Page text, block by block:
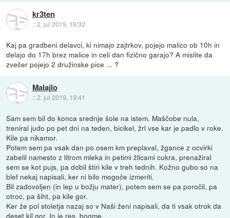
kr3ten
::2. jul 2019, 19:32
Kaj pa gradbeni delavci, ki nimajo zajtrkov, pojejo malico ob 10h in
delajo do 17h brez malice in celi dan fizično garajo? A mislite da
zvečer pojejo 2 družinske pice ... ?
Malajlo
::2. jul 2019, 19:41
Sam sem bil do konca srednje šole na istem. Maščobe nula,
treniral judo po pet dni na teden, bicikel, žrl vse kar je padlo v roke.
Kile pa nikamor.
Potem sem pa vsak dan po osem km preplaval, žgance z ocvirki
zabelil namesto z litrom mleka in petimi žlicami cukra, prenažiral
sem se kot pujs, pa dobil štiri kile v treh tednih. Kožno gubo so na
blef nekaj napisali, ker ni bilo mogoče izmeriti.
Bil zadovoljen (in lep u božju mater), potem sem se pa poročil, pa
otroc, pa šiht, pa kile gor.
Ker že pol stoletja nazaj so v Naši ženi napisali, da ti vsak otrok da
deset kil gor. In je res, bogme.